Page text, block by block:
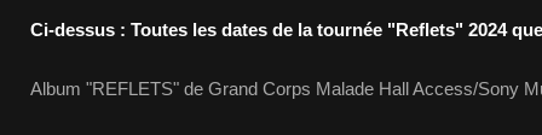
Ci-dessus : Toutes les dates de la tournée "Reflets" 2024
Album "REFLETS" de Grand Corps Malade Hall Access/Sony